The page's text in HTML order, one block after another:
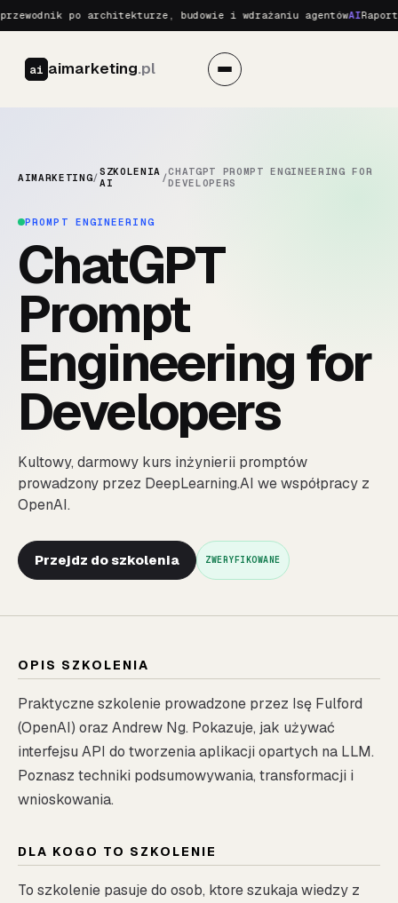
po architekturze, budowie i wdrażaniu agentówAIRaport
ai aimarketing.pl
AIMARKETING/SZKOLENIA
AI
/CHATGPT PROMPT ENGINEERING FOR
DEVELOPERS
PROMPT ENGINEERING
ChatGPT
Prompt
Engineering for
Developers
Kultowy, darmowy kurs inżynierii promptów
prowadzony przez DeepLearning.AI we współpracy z
OpenAI.
Przejdz do szkolenia ZWERYFIKOWANE
OPIS SZKOLENIA
Praktyczne szkolenie prowadzone przez Isę Fulford
(OpenAI) oraz Andrew Ng. Pokazuje, jak używać
interfejsu API do tworzenia aplikacji opartych na LLM.
Poznasz techniki podsumowywania, transformacji i
wnioskowania.
DLA KOGO TO SZKOLENIE
To szkolenie pasuje do osob, ktore szukaja wiedzy z